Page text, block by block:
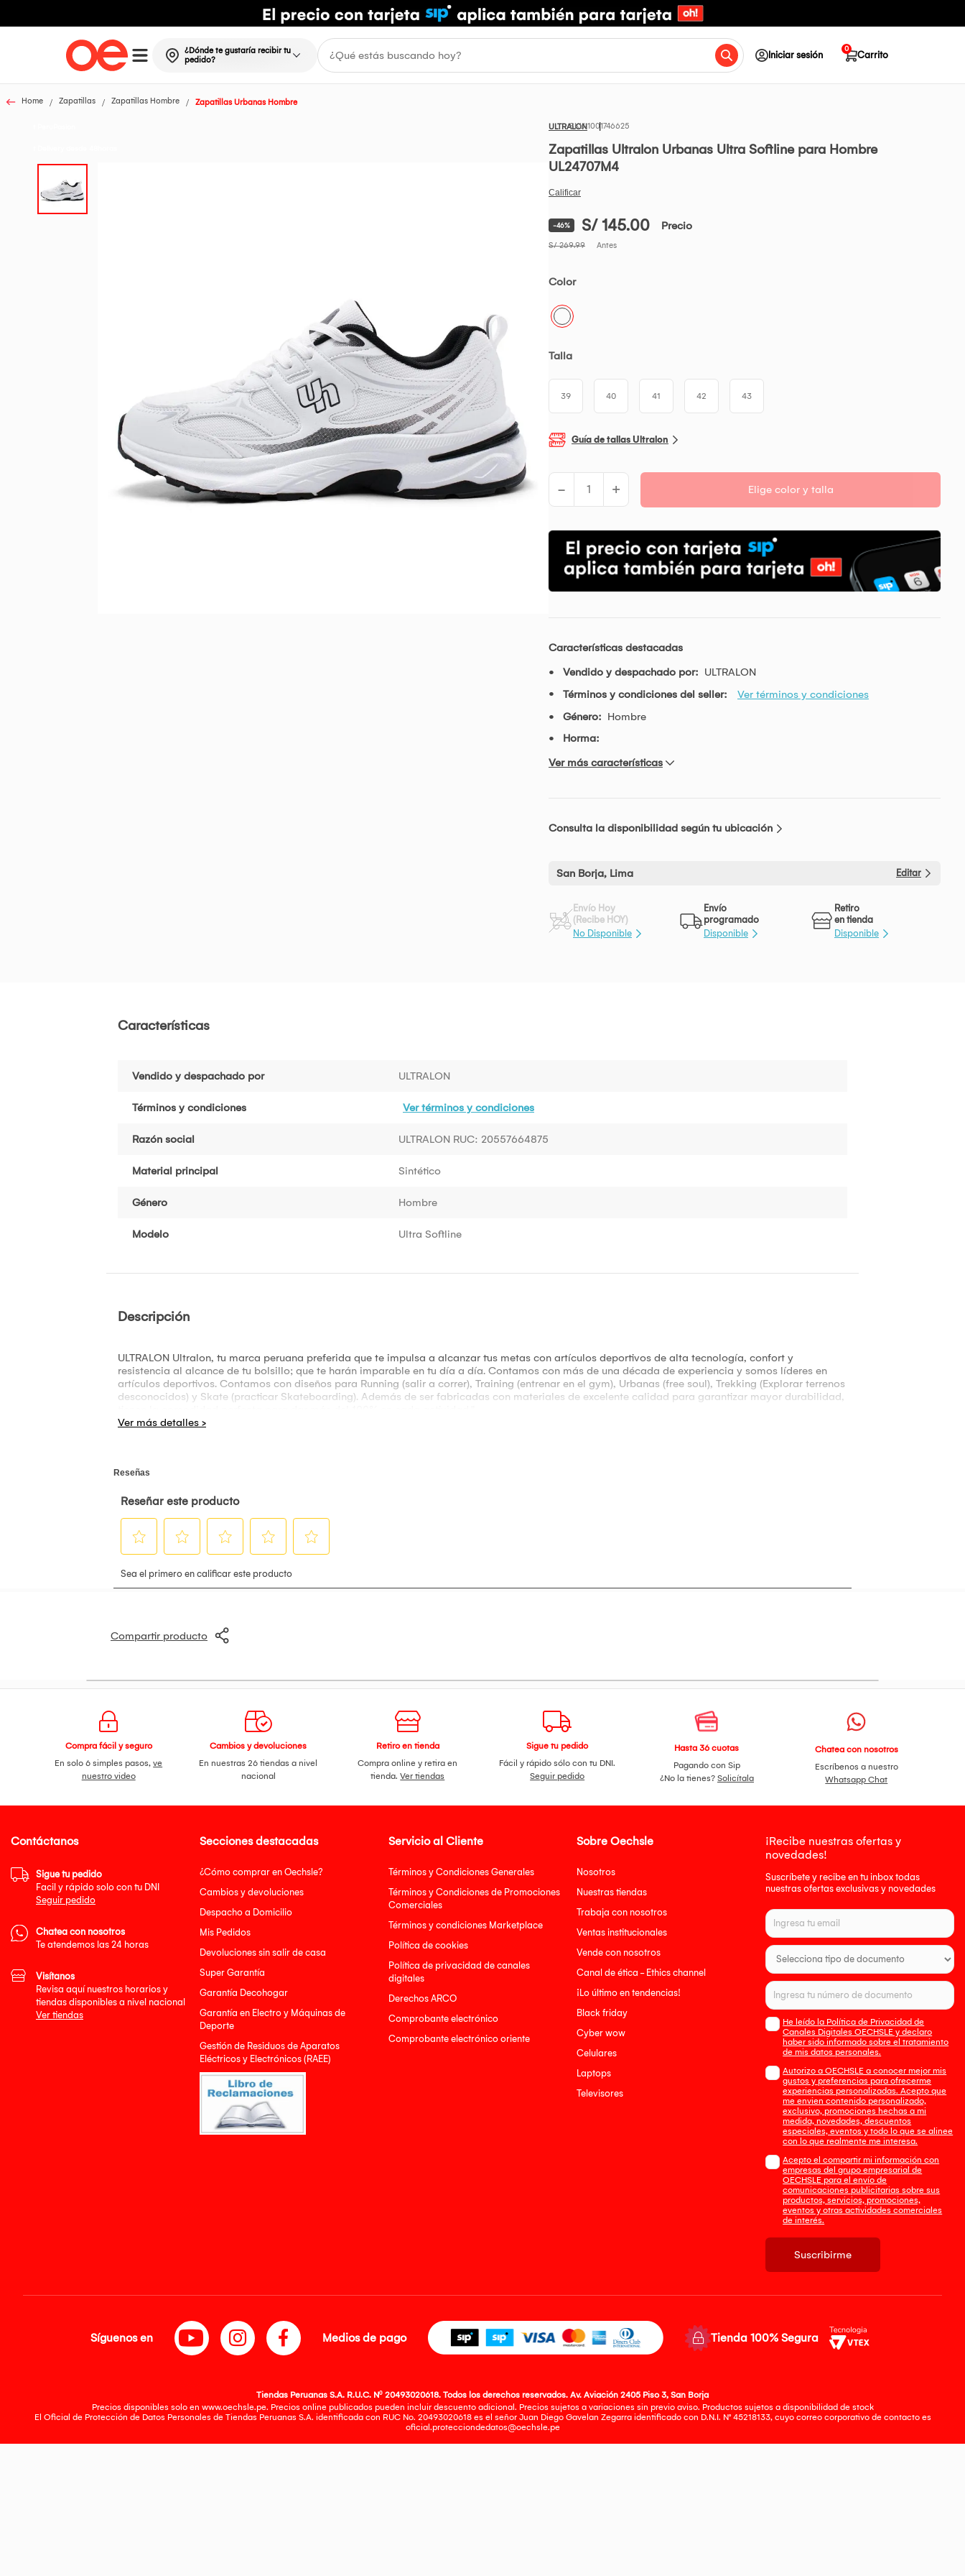
¿Dónde te gustaría recibir tu
pedido?
Iniciar sesión Carrito
0
Home Zapatillas Zapatillas Hombre Zapatillas Urbanas Hombre
ULTRALON1001746625
Zapatillas Ultralon Urbanas Ultra Softline para Hombre
UL24707M4
-46% S/ 145.00 Precio
S/ 269.99 Antes
Color
Talla
39 40 41 42 43
Guía de tallas Ultralon
- + Elige color y talla
Características destacadas
Vendido y despachado por: ULTRALON
Términos y condiciones del seller:
Ver términos y condiciones
Género: Hombre
Horma:
Ver más características
Consulta la disponibilidad según tu ubicación
San Borja, Lima Editar
Envío Hoy
(Recibe HOY)
No Disponible
Envío
programado
Disponible
Retiro
en tienda
Disponible
Características
Vendido y despachado por ULTRALON
Términos y condiciones Ver términos y condiciones
Razón social ULTRALON RUC: 20557664875
Material principal Sintético
Género Hombre
Modelo Ultra Softline
Descripción
ULTRALON Ultralon, tu marca peruana preferida que te impulsa a alcanzar tus metas con artículos deportivos de alta tecnología, confort y
resistencia al alcance de tu bolsillo; que te harán imparable en tu día a día. Contamos con más de una década de experiencia y somos líderes en
artículos deportivos. Contamos con diseños para Running (salir a correr), Training (entrenar en el gym), Urbanas (free soul), Trekking (Explorar terrenos
desconocidos) y Skate (practicar Skateboarding). Además de ser fabricadas con materiales de excelente calidad para garantizar mayor durabilidad,
Compartir producto
Compra fácil y seguro
En solo 6 simples pasos,ve
nuestro video
Cambios y devoluciones
En nuestras 26 tiendas a nivel
nacional
Retiro en tienda
Compra online y retira en
tienda.Ver tiendas
Sigue tu pedido
Fácil y rápido sólo con tu DNI.
Seguir pedido
Hasta 36 cuotas
Pagando con Sip
¿No la tienes? Solicítala
Chatea con nosotros
Escríbenos a nuestro
Whatsapp Chat
Secciones destacadas
¿Cómo comprar en Oechsle?
Cambios y devoluciones
Despacho a Domicilio
Mis Pedidos
Devoluciones sin salir de casa
Super Garantía
Garantía Decohogar
Garantía en Electro y Máquinas de
Deporte
Gestión de Residuos de Aparatos
Eléctricos y Electrónicos (RAEE)
Servicio al Cliente
Términos y Condiciones Generales
Términos y Condiciones de Promociones
Comerciales
Términos y condiciones Marketplace
Política de cookies
Política de privacidad de canales
digitales
Derechos ARCO
Comprobante electrónico
Comprobante electrónico oriente
Sobre Oechsle
Nosotros
Nuestras tiendas
Trabaja con nosotros
Ventas institucionales
Vende con nosotros
Canal de ética - Ethics channel
¡Lo último en tendencias!
Black friday
Cyber wow
Celulares
Laptops
Televisores
¡Recibe nuestras ofertas y
novedades!
Suscríbete y recibe en tu inbox todas
nuestras ofertas exclusivas y novedades
He leído la Política de Privacidad de
Canales Digitales OECHSLE y declaro
haber sido informado sobre el tratamiento
de mis datos personales.
Autorizo a OECHSLE a conocer mejor mis
gustos y preferencias para ofrecerme
experiencias personalizadas. Acepto que
me envien contenido personalizado,
exclusivo, promociones hechas a mi
medida, novedades, descuentos
especiales, eventos y todo lo que se alinee
con lo que realmente me interesa.
Acepto el compartir mi información con
empresas del grupo empresarial de
OECHSLE para el envío de
comunicaciones publicitarias sobre sus
productos, servicios, promociones,
eventos y otras actividades comerciales
de interés.
Suscribirme
Contáctanos
Sigue tu pedido
Facil y rápido solo con tu DNI
Seguir pedido
Chatea con nosotros
Te atendemos las 24 horas
Visítanos
Revisa aquí nuestros horarios y
tiendas disponibles a nivel nacional
Ver tiendas
Síguenos en Medios de pago Tienda 100% Segura
Tiendas Peruanas S.A. R.U.C. Nº 20493020618. Todos los derechos reservados. Av. Aviación 2405 Piso 3, San Borja
Precios disponibles solo en www.oechsle.pe. Precios online publicados pueden incluir descuento adicional. Precios sujetos a variaciones sin previo aviso. Productos sujetos a disponibilidad de stock
El Oficial de Protección de Datos Personales de Tiendas Peruanas S.A. identificada con RUC No. 20493020618 es el señor Juan Diego Gavelan Zegarra identificado con D.N.I. N° 45218133, cuyo correo corporativo de contacto es
oficial.protecciondedatos@oechsle.pe